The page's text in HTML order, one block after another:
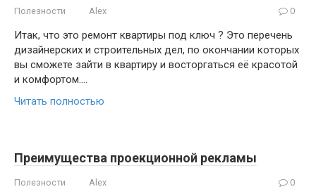
Полезности Alex 0
Итак, что это ремонт квартиры под ключ ? Это перечень
дизайнерских и строительных дел, по окончании которых
вы сможете зайти в квартиру и восторгаться её красотой
и комфортом….
Читать полностью
Преимущества проекционной рекламы
Полезности Alex 0